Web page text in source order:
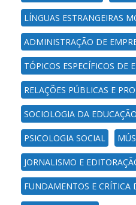
LÍNGUAS ESTRANGEIRAS
ADMINISTRAÇÃO DE
TÓPICOS ESPECÍFICOS DE
RELAÇÕES PÚBLICAS E
SOCIOLOGIA DA EDUCAÇÃO
PSICOLOGIA SOCIAL
JORNALISMO E
FUNDAMENTOS E CRÍTICA